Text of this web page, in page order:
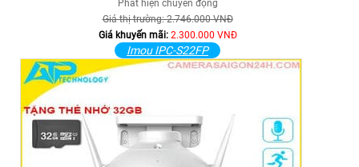
Phát hiện chuyển động
Giá thị trường: 2.746.000 VNĐ
Giá khuyến mãi: 2.300.000 VNĐ
Imou IPC-S22FP